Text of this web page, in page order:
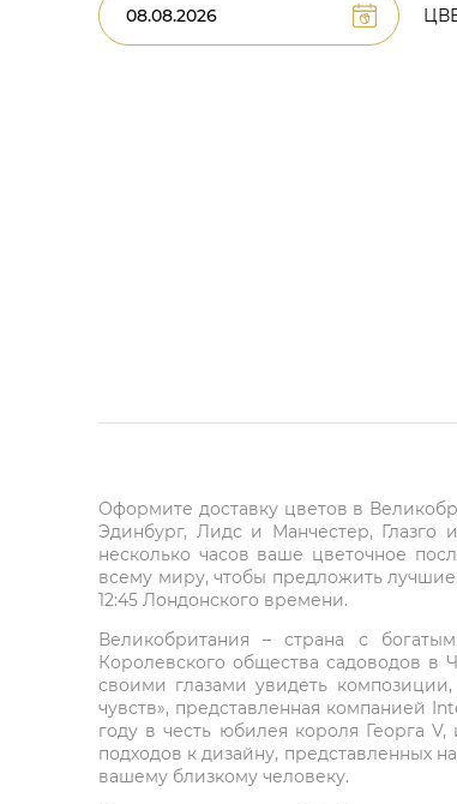
Оформите доставку цветов в
Эдинбург, Лидс и Манчестер,
несколько часов ваше цветочное
всему миру, чтобы предложить
12:45 Лондонского времени.
Великобритания – страна с
Королевского общества садоводов в
своими глазами увидеть
чувств», представленная компанией
году в честь юбилея короля Георга
подходов к дизайну, представленных
вашему близкому человеку.